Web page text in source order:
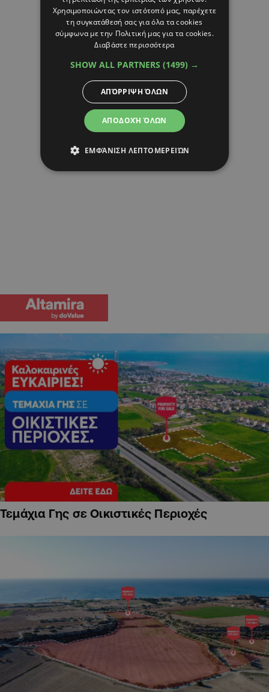
Τεμάχια Γης σε Οικιστικές Περιοχές
Χρησιμοποιώντας τον ιστότοπό μας, παρέχετε
τη συγκατάθεσή σας για όλα τα cookies
σύμφωνα με την Πολιτική μας για τα cookies.
Διαβάστε περισσότερα
SHOW ALL PARTNERS (1499) →
ΑΠΟΔΟΧΉ ΌΛΩΝ
ΑΠΌΡΡΙΨΗ ΌΛΩΝ
ΕΜΦΆΝΙΣΗ ΛΕΠΤΟΜΕΡΕΙΏΝ